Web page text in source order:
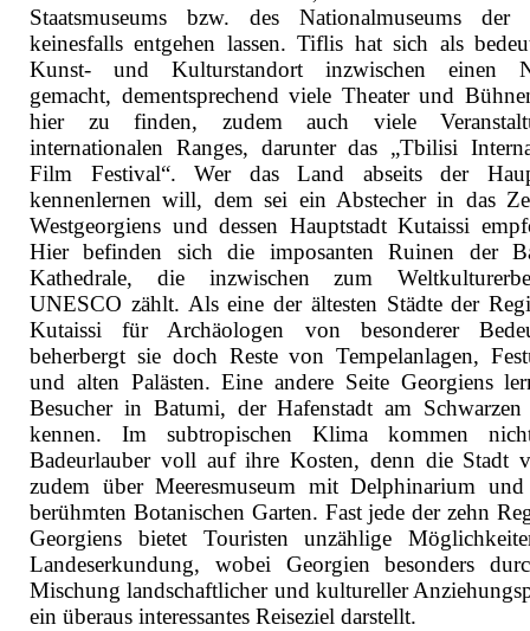
Staatsmuseums bzw. des Nationalmuseums der
keinesfalls entgehen lassen. Tiflis hat sich als
Kunst- und Kulturstandort inzwischen einen
gemacht, dementsprechend viele Theater und
hier zu finden, zudem auch viele
internationalen Ranges, darunter das „Tbilisi
Film Festival“. Wer das Land abseits der
kennenlernen will, dem sei ein Abstecher in das
Westgeorgiens und dessen Hauptstadt Kutaissi
Hier befinden sich die imposanten Ruinen der
Kathedrale, die inzwischen zum
UNESCO zählt. Als eine der ältesten Städte der
Kutaissi für Archäologen von besonderer
beherbergt sie doch Reste von Tempelanlagen,
und alten Palästen. Eine andere Seite Georgiens
Besucher in Batumi, der Hafenstadt am Schwarzen
kennen. Im subtropischen Klima kommen
Badeurlauber voll auf ihre Kosten, denn die Stadt
zudem über Meeresmuseum mit Delphinarium und
berühmten Botanischen Garten. Fast jede der zehn
Georgiens bietet Touristen unzählige
Landeserkundung, wobei Georgien besonders
Mischung landschaftlicher und kultureller
ein überaus interessantes Reiseziel darstellt.